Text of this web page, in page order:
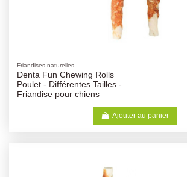
Friandises naturelles
Denta Fun Chewing Rolls
Poulet - Différentes Tailles -
Friandise pour chiens
Ajouter au panier